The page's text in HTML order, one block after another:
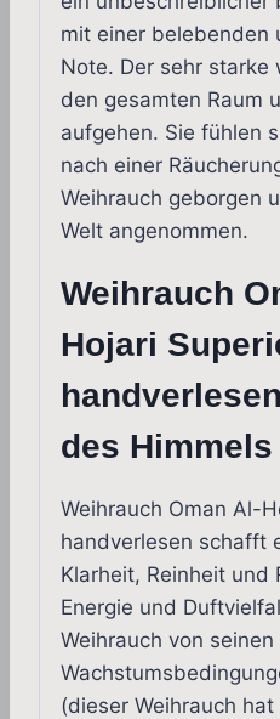
mit einer belebenden
Note. Der sehr starke
den gesamten Raum
aufgehen. Sie fühlen
nach einer
Weihrauch geborgen
Welt angenommen.
Weihrauch
Hojari
des Himmels
Weihrauch Oman Al-
handverlesen schafft
Klarheit, Reinheit und
Energie und
Weihrauch von
(dieser Weihrauch hat